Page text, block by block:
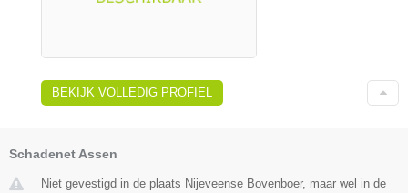
BEKIJK VOLLEDIG PROFIEL
Schadenet Assen
Niet gevestigd in de plaats Nijeveense Bovenboer, maar wel in de